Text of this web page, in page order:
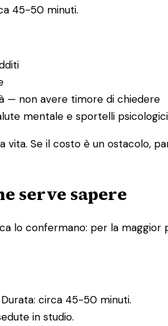
45-50 minuti.
— non avere timore di chiedere
mentale e sportelli
Se il costo è un ostacolo,
serve sapere
lo confermano: per la
circa 45-50 minuti.
in studio.